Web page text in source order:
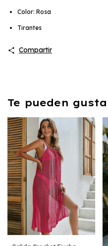
Color: Rosa
Tirantes
Compartir
Te pueden